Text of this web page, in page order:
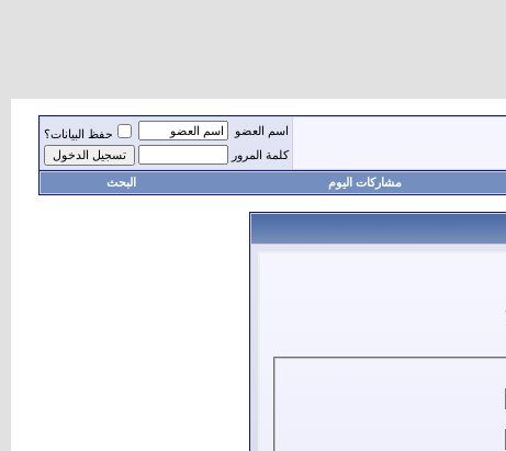
اسم العضو
حفظ البيانات؟
كلمة المرور
مشاركات اليوم البحث